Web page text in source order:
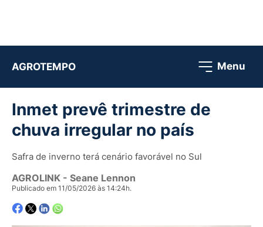
AGROTEMPO Menu
Inmet prevê trimestre de
chuva irregular no país
Safra de inverno terá cenário favorável no Sul
AGROLINK - Seane Lennon
Publicado em 11/05/2026 às 14:24h.